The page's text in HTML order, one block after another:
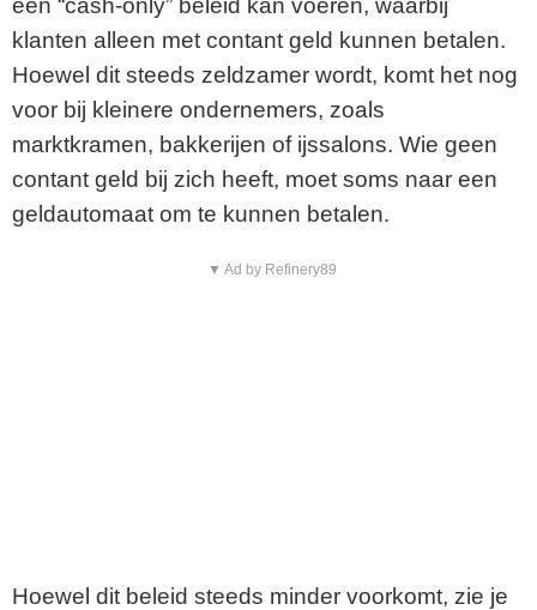
een “cash-only” beleid kan voeren, waarbij
klanten alleen met contant geld kunnen betalen.
Hoewel dit steeds zeldzamer wordt, komt het nog
voor bij kleinere ondernemers, zoals
marktkramen, bakkerijen of ijssalons. Wie geen
contant geld bij zich heeft, moet soms naar een
geldautomaat om te kunnen betalen.
▼ Ad by Refinery89
Hoewel dit beleid steeds minder voorkomt, zie je